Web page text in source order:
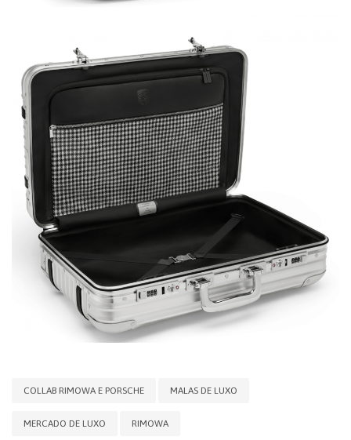
COLLAB RIMOWA E PORSCHE MALAS DE LUXO
MERCADO DE LUXO RIMOWA